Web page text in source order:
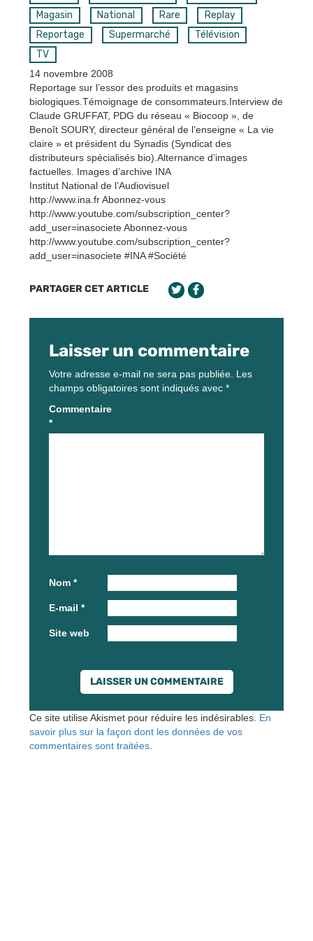
Magasin
National Rare
Replay
Reportage
Supermarché
Télévision
TV
14 novembre 2008
Reportage sur l’essor des produits et magasins
biologiques.Témoignage de consommateurs.Interview de
Claude GRUFFAT, PDG du réseau « Biocoop », de
Benoît SOURY, directeur général de l’enseigne « La vie
claire » et président du Synadis (Syndicat des
distributeurs spécialisés bio).Alternance d’images
factuelles. Images d’archive INA
Institut National de l’Audiovisuel
http://www.ina.fr Abonnez-vous
http://www.youtube.com/subscription_center?
add_user=inasociete Abonnez-vous
http://www.youtube.com/subscription_center?
add_user=inasociete #INA #Société
PARTAGER CET ARTICLE
Laisser un commentaire
Votre adresse e-mail ne sera pas publiée. Les
champs obligatoires sont indiqués avec *
Commentaire
*
Nom *
E-mail *
Site web
Ce site utilise Akismet pour réduire les indésirables. En
savoir plus sur la façon dont les données de vos
commentaires sont traitées